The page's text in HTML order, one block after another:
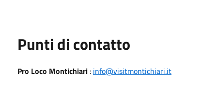
Punti di contatto
Pro Loco Montichiari : info@visitmontichiari.it